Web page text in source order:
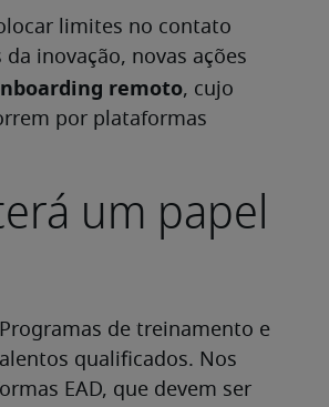
limites no contato
inovação, novas ações
remoto, cujo
por plataformas
um papel
de treinamento e
qualificados. Nos
EAD, que devem ser